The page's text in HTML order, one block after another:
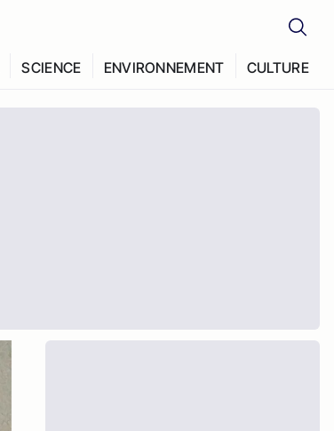
SCIENCE ENVIRONNEMENT CULTURE